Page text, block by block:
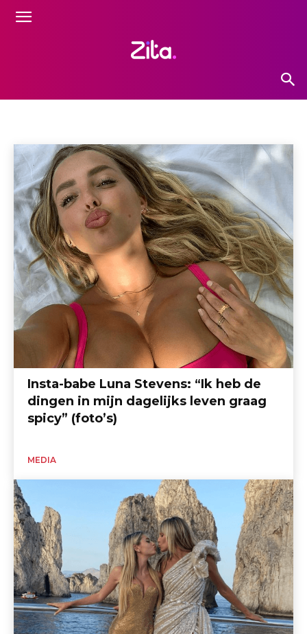
Insta-babe Luna Stevens: “Ik heb de
dingen in mijn dagelijks leven graag
spicy” (foto’s)
MEDIA